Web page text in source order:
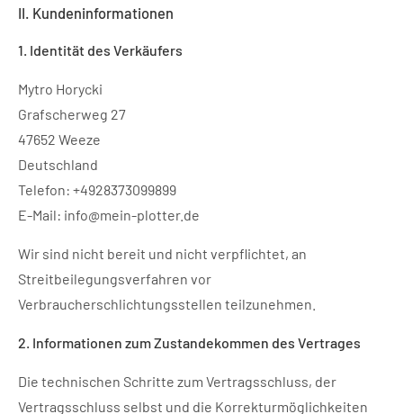
II. Kundeninformationen
1. Identität des Verkäufers
Mytro Horycki
Grafscherweg 27
47652 Weeze
Deutschland
Telefon: +4928373099899
E-Mail: info@mein-plotter.de
Wir sind nicht bereit und nicht verpflichtet, an
Streitbeilegungsverfahren vor
Verbraucherschlichtungsstellen teilzunehmen.
2. Informationen zum Zustandekommen des Vertrages
Die technischen Schritte zum Vertragsschluss, der
Vertragsschluss selbst und die Korrekturmöglichkeiten